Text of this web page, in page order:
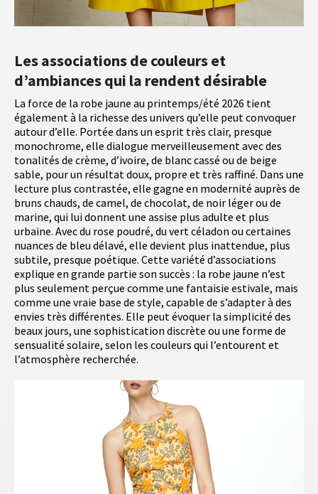
Les associations de couleurs et
d’ambiances qui la rendent désirable
La force de la robe jaune au printemps/été 2026 tient
également à la richesse des univers qu’elle peut convoquer
autour d’elle. Portée dans un esprit très clair, presque
monochrome, elle dialogue merveilleusement avec des
tonalités de crème, d’ivoire, de blanc cassé ou de beige
sable, pour un résultat doux, propre et très raffiné. Dans une
lecture plus contrastée, elle gagne en modernité auprès de
bruns chauds, de camel, de chocolat, de noir léger ou de
marine, qui lui donnent une assise plus adulte et plus
urbaine. Avec du rose poudré, du vert céladon ou certaines
nuances de bleu délavé, elle devient plus inattendue, plus
subtile, presque poétique. Cette variété d’associations
explique en grande partie son succès : la robe jaune n’est
plus seulement perçue comme une fantaisie estivale, mais
comme une vraie base de style, capable de s’adapter à des
envies très différentes. Elle peut évoquer la simplicité des
beaux jours, une sophistication discrète ou une forme de
sensualité solaire, selon les couleurs qui l’entourent et
l’atmosphère recherchée.